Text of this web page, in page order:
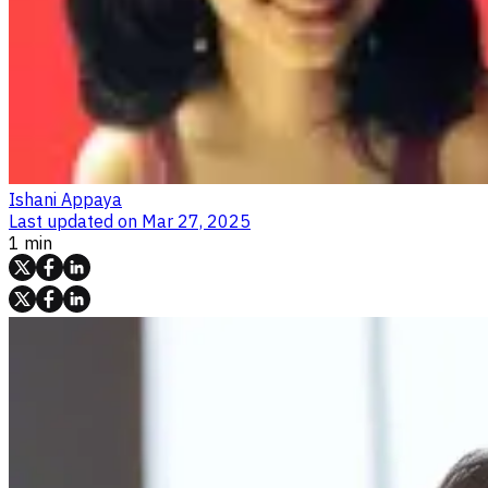
Ishani Appaya
Last updated on Mar 27, 2025
1 min